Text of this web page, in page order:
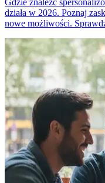
działa w 2026. Poznaj
nowe możliwości.